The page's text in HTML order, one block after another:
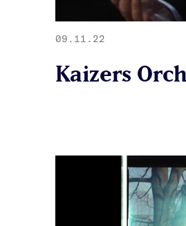
09.11.22
Kaizers